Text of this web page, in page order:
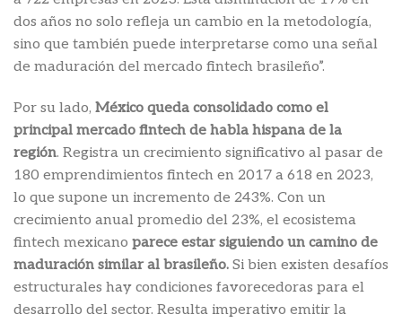
dos años no solo refleja un cambio en la metodología,
sino que también puede interpretarse como una señal
de maduración del mercado fintech brasileño”.
Por su lado, México queda consolidado como el
principal mercado fintech de habla hispana de la
región. Registra un crecimiento significativo al pasar de
180 emprendimientos fintech en 2017 a 618 en 2023,
lo que supone un incremento de 243%. Con un
crecimiento anual promedio del 23%, el ecosistema
fintech mexicano parece estar siguiendo un camino de
maduración similar al brasileño. Si bien existen desafíos
estructurales hay condiciones favorecedoras para el
desarrollo del sector. Resulta imperativo emitir la